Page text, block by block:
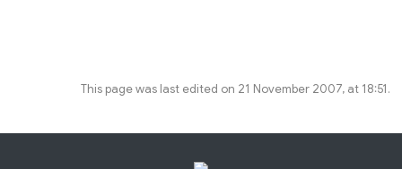
This page was last edited on 21 November 2007, at 18:51.